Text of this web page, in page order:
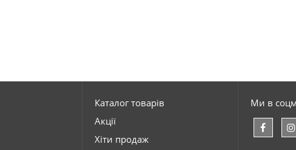
Каталог товарів
Акції
Хіти продаж
Ми в